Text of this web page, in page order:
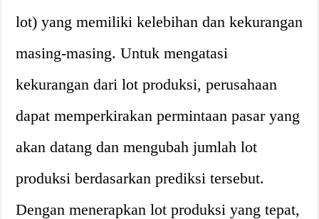
lot) yang memiliki kelebihan dan kekurangan
masing-masing. Untuk mengatasi
kekurangan dari lot produksi, perusahaan
dapat memperkirakan permintaan pasar yang
akan datang dan mengubah jumlah lot
produksi berdasarkan prediksi tersebut.
Dengan menerapkan lot produksi yang tepat,